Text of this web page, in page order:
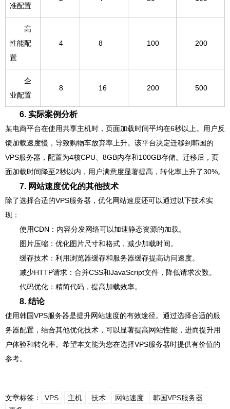
准配置
高
性能配
置
4 8 100 200
企
业配置
8 16 200 500
6. 实际案例分析
某电商平台在使用共享主机时，页面加载时间平均在6秒以上。用户反
馈加载速度慢，导致购物车放弃率上升。该平台决定迁移到韩国的
VPS服务器，配置为4核CPU、8GB内存和100GB存储。迁移后，页
面加载时间降至2秒以内，用户满意度显著提高，转化率上升了30%。
7. 网站速度优化的其他技术
除了选择合适的VPS服务器，优化网站速度还可以通过以下技术实
现：
使用CDN：内容分发网络可以加速静态资源的加载。
图片压缩：优化图片尺寸和格式，减少加载时间。
缓存技术：利用浏览器缓存和服务器缓存提高访问速度。
减少HTTP请求：合并CSS和JavaScript文件，降低请求次数。
代码优化：精简代码，提高加载效率。
8. 结论
使用韩国VPS服务器是提升网站速度的有效途径。通过选择合适的服
务器配置，结合其他优化技术，可以显著提高网站性能，进而提升用
户体验和转化率。希望本文能为您在选择VPS服务器时提供有价值的
参考。
文章标签： VPS 主机 技术 网站速度
韩国VPS服务器